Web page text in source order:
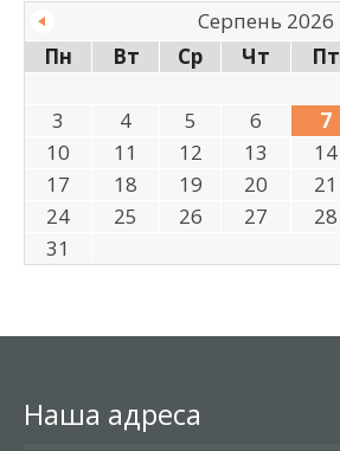
Серпень 2026
Пн
Вт Ср Чт Пт
3
4 5 6 7
10
11 12 13 14
17
18 19 20 21
24
25 26 27 28
31
Наша адреса